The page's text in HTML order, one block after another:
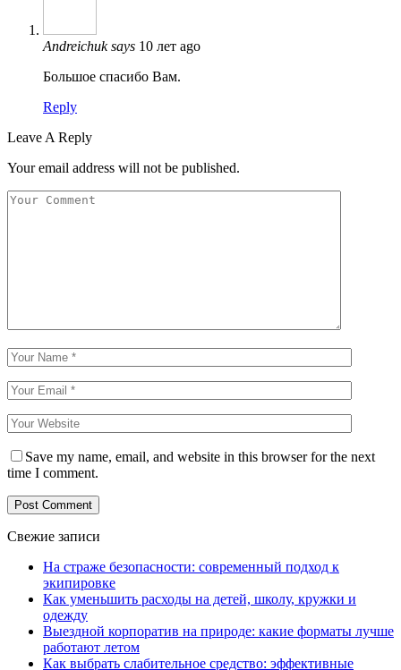
Andreichuksays 10 лет ago
Большое спасибо Вам.
Reply
Leave A Reply
Your email address will not be published.
Save my name, email, and website in this browser for the next
time I comment.
Свежие записи
На страже безопасности: современный подход к
экипировке
Как уменьшить расходы на детей, школу, кружки и
одежду
Выездной корпоратив на природе: какие форматы лучше
работают летом
Как выбрать слабительное средство: эффективные